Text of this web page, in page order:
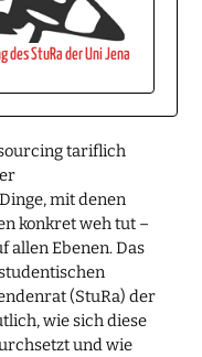
StuRa der Uni Jena
tariflich
mit denen
konkret weh tut –
allen Ebenen. Das
(StuRa) der
wie sich diese
und wie